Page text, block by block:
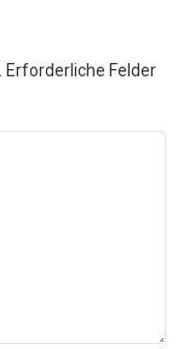
Erforderliche Felder